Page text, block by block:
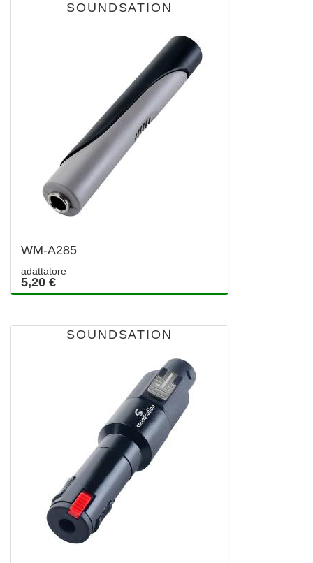
SOUNDSATION
WM-A285
adattatore
5,20 €
SOUNDSATION